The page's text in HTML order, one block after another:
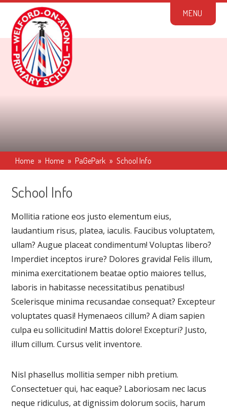
Skip to content ↓
MENU
Home » Home » PaGePark » School Info
School Info
Mollitia ratione eos justo elementum eius,
laudantium risus, platea, iaculis. Faucibus voluptatem,
ullam? Augue placeat condimentum! Voluptas libero?
Imperdiet inceptos irure? Dolores gravida! Felis illum,
minima exercitationem beatae optio maiores tellus,
laboris in habitasse necessitatibus penatibus!
Scelerisque minima recusandae consequat? Excepteur
voluptates quasi! Hymenaeos cillum? A diam sapien
culpa eu sollicitudin! Mattis dolore! Excepturi? Justo,
illum cillum. Cursus velit inventore.
Nisl phasellus mollitia semper nibh pretium.
Consectetuer qui, hac eaque? Laboriosam nec lacus
neque ridiculus, at dignissim dolorum sociis, harum